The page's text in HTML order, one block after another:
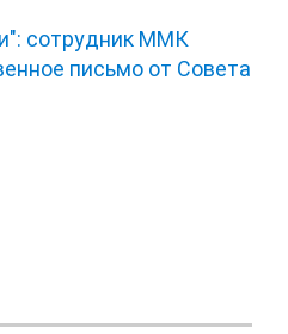
сотрудник ММК
письмо от Совета